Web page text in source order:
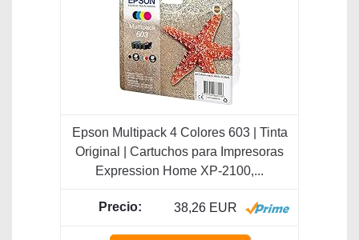
Epson Multipack 4 Colores 603 | Tinta
Original | Cartuchos para Impresoras
Expression Home XP-2100,...
38,26 EUR